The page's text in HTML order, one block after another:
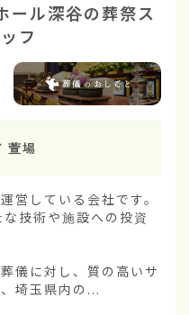
ル深谷の葬祭ス
フ
萱場
営している会社です。
技術や施設への投資
儀に対し、質の高いサ
埼玉県内の...